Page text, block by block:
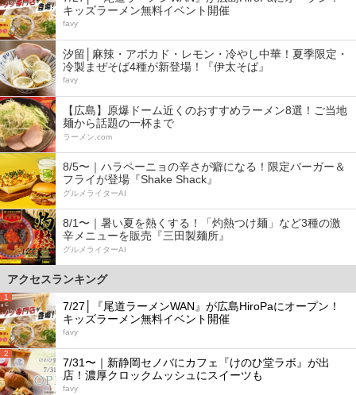
キッズラーメン無料イベント開催
favy
汐留│麻辣・アボカド・レモン・冷やし中華！夏季限定・
冷製まぜそば4種が新登場！『伊太そば』
favy
【広島】原爆ドーム近くのおすすめラーメン8選！ご当地
麺から話題の一杯まで
ラーメン.com
8/5〜｜ハラペーニョの辛さが癖になる！限定バーガー＆
フライが登場『Shake Shack』
グルメライターAI
8/1〜｜暑い夏を熱くする！「灼熱つけ麺」など3種の激
辛メニューを販売『三田製麺所』
グルメライターAI
アクセスランキング
1
7/27│『尾道ラーメンWAN』が広島HiroPaにオープン！
キッズラーメン無料イベント開催
favy
2
7/31〜｜新静岡セノバにカフェ『けのひ堂ラボ』が出
店！濃厚クロックムッシュにスイーツも
favy